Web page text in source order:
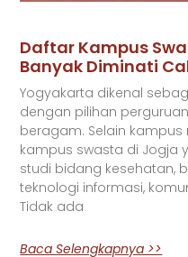
Daftar Kampus
Banyak Diminati
Yogyakarta dikenal
dengan pilihan
beragam. Selain
kampus swasta di Jogja
studi bidang kesehatan,
teknologi informasi,
Tidak ada
Baca Selengkapnya >>